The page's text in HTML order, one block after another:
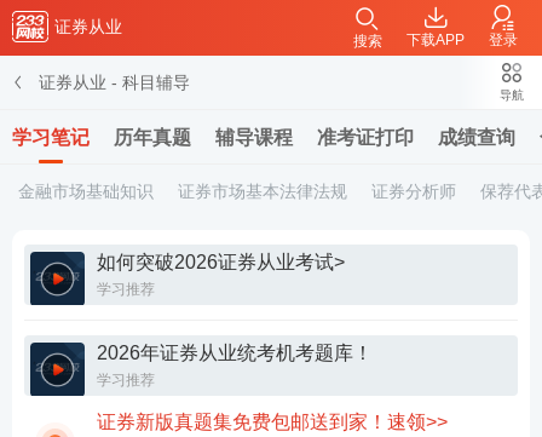
证券从业
下载APP 登录
搜索
证券从业 - 科目辅导
学习笔记 历年真题 辅导课程 准考证打印 成绩查询
导航
金融市场基础知识 证券市场基本法律法规 证券分析师 保荐代
如何突破2026证券从业考试>
学习推荐
2026年证券从业统考机考题库！
学习推荐
证券新版真题集免费包邮送到家！速领>>